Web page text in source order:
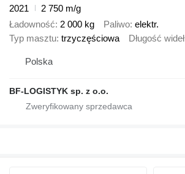
2021
2 750 m/g
Ładowność 2 000 kg Paliwo elektr.
Typ masztu trzyczęściowa Długość wideł
Polska
BF-LOGISTYK sp. z o.o.